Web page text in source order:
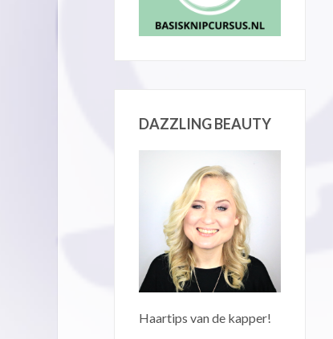
DAZZLING BEAUTY
Haartips van de kapper!